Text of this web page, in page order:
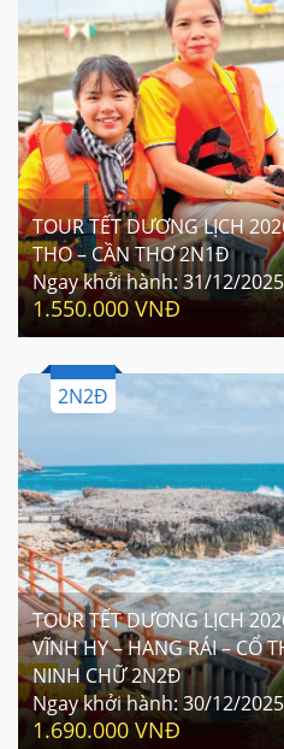
TOUR TẾT DƯƠNG LỊCH
THO – CẦN THƠ 2N1Đ
Ngay khởi hành:31/12/2025
1.550.000 VNĐ
2N2Đ
TOUR TẾT DƯƠNG LỊCH
VĨNH HY – HANG RÁI – CỔ
NINH CHỮ 2N2Đ
Ngay khởi hành: 30/12/2025
1.690.000 VNĐ